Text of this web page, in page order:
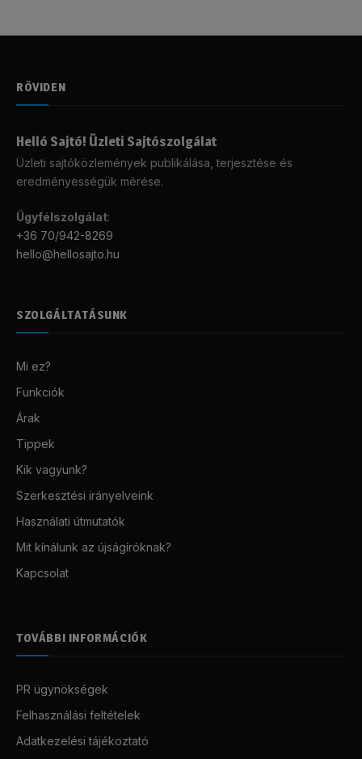
RÖVIDEN
Helló Sajtó! Üzleti Sajtószolgálat
Üzleti sajtóközlemények publikálása, terjesztése és
eredményességük mérése.
Ügyfélszolgálat:
+36 70/942-8269
hello@hellosajto.hu
SZOLGÁLTATÁSUNK
Mi ez?
Funkciók
Árak
Tippek
Kik vagyunk?
Szerkesztési irányelveink
Használati útmutatók
Mit kínálunk az újságíróknak?
Kapcsolat
TOVÁBBI INFORMÁCIÓK
PR ügynökségek
Felhasználási feltételek
Adatkezelési tájékoztató